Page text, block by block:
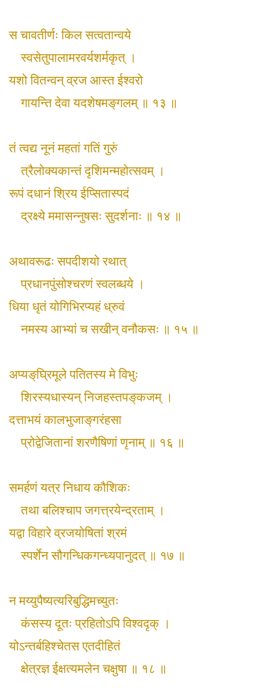
स चावतीर्णः किल सत्वतान्वये
स्वसेतुपालामरवर्यशर्मकृत् ।
यशो वितन्वन् व्रज आस्त ईश्वरो
गायन्ति देवा यदशेषमङ्‌गलम् ॥ १३ ॥
तं त्वद्य नूनं महतां गतिं गुरुं
त्रैलोक्यकान्तं दृशिमन्महोत्सवम् ।
रूपं दधानं श्रिय ईप्सितास्पदं
द्रक्ष्ये ममासन्नुषसः सुदर्शनाः ॥ १४ ॥
अथावरूढः सपदीशयो रथात्
प्रधानपुंसोश्चरणं स्वलब्धये ।
धिया धृतं योगिभिरप्यहं ध्रुवं
नमस्य आभ्यां च सखीन् वनौकसः ॥ १५ ॥
अप्यङ्‌घ्रिमूले पतितस्य मे विभुः
शिरस्यधास्यन् निजहस्तपङ्‌कजम् ।
दत्ताभयं कालभुजाङ्‌गरंहसा
प्रोद्वेजितानां शरणैषिणां णृनाम् ॥ १६ ॥
समर्हणं यत्र निधाय कौशिकः
तथा बलिश्चाप जगत्त्रयेन्द्रताम् ।
यद्वा विहारे व्रजयोषितां श्रमं
स्पर्शेन सौगन्धिकगन्ध्यपानुदत् ॥ १७ ॥
न मय्युपैष्यत्यरिबुद्धिमच्युतः
कंसस्य दूतः प्रहितोऽपि विश्वदृक् ।
योऽन्तर्बहिश्चेतस एतदीहितं
क्षेत्रज्ञ ईक्षत्यमलेन चक्षुषा ॥ १८ ॥